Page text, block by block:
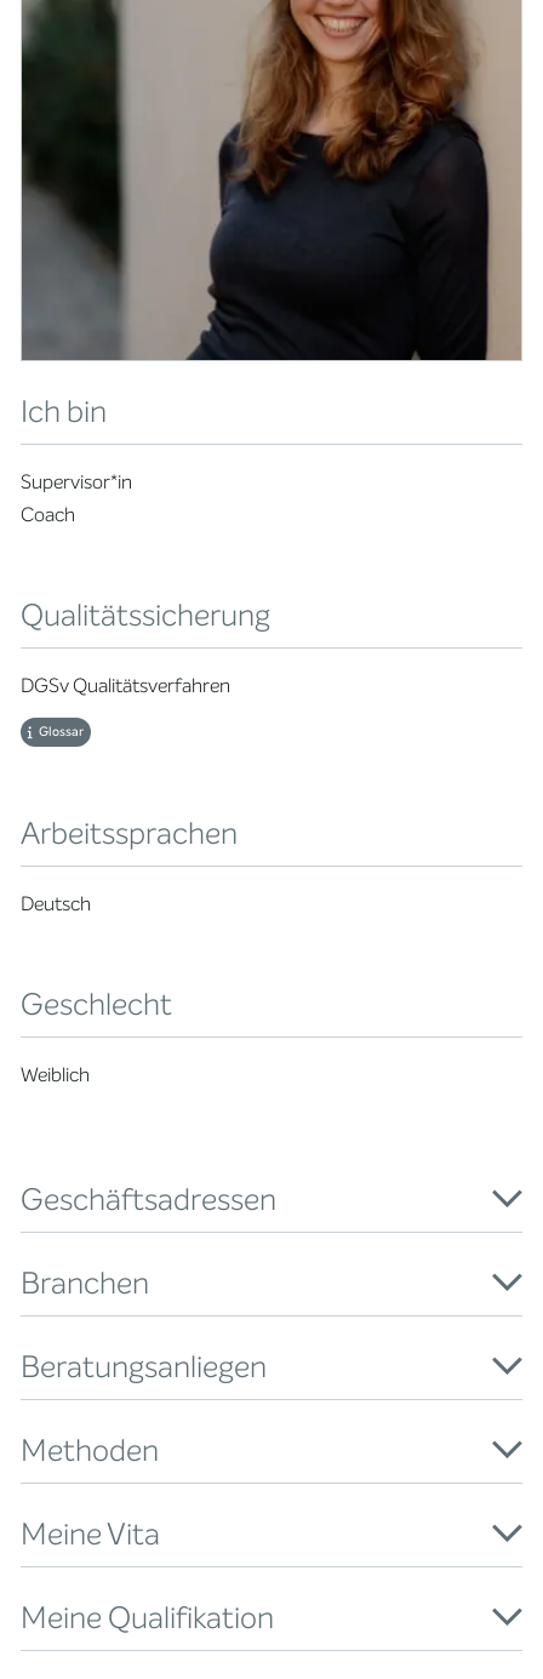
Ich bin
Supervisor*in
Coach
Qualitätssicherung
DGSv Qualitätsverfahren
Glossar
Arbeitssprachen
Deutsch
Geschlecht
Weiblich
Geschäftsadressen
Branchen
Beratungsanliegen
Methoden
Meine Vita
Meine Qualifikation